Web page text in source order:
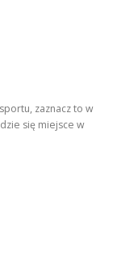
zaznacz to w
się miejsce w